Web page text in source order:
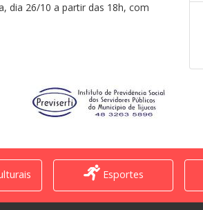
dia 26/10 a partir das 18h, com
Esportes